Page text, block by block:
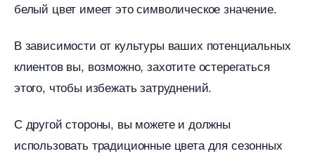
елый цвет имеет это символическое значение.
зависимости от культуры ваших потенциальных
клиентов вы, возможно, захотите остерегаться
этого, чтобы избежать затруднений.
С другой стороны, вы можете и должны
использовать традиционные цвета для сезонных